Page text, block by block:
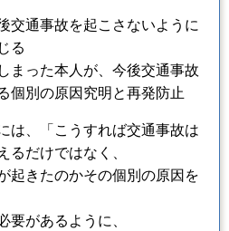
交通事故を起こさないように
る
まった本人が、今後交通事故
個別の原因究明と再発防止
は、「こうすれば交通事故は
るだけではなく、
起きたのかその個別の原因を
要があるように、